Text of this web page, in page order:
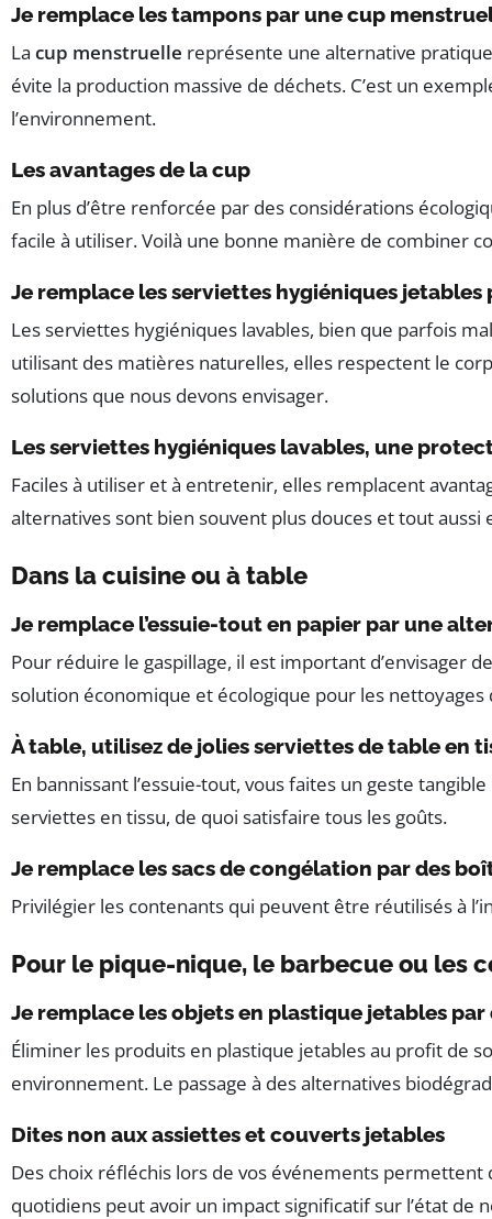
Je remplace les tampons par une cup
La cup menstruelle représente une alternative
évite la production massive de déchets. C’est un
l’environnement.
Les avantages de la cup
En plus d’être renforcée par des considérations
facile à utiliser. Voilà une bonne manière de combiner
Je remplace les serviettes hygiéniques jetables
Les serviettes hygiéniques lavables, bien que parfois
utilisant des matières naturelles, elles respectent le
solutions que nous devons envisager.
Les serviettes hygiéniques lavables, une
Faciles à utiliser et à entretenir, elles remplacent
alternatives sont bien souvent plus douces et tout aussi
Dans la cuisine ou à table
Je remplace l’essuie-tout en papier par une
Pour réduire le gaspillage, il est important d’envisager
solution économique et écologique pour les nettoyages
À table, utilisez de jolies serviettes de table en
En bannissant l’essuie-tout, vous faites un geste
serviettes en tissu, de quoi satisfaire tous les goûts.
Je remplace les sacs de congélation par des
Privilégier les contenants qui peuvent être réutilisés à
Pour le pique-nique, le barbecue ou les
Je remplace les objets en plastique jetables
Éliminer les produits en plastique jetables au profit de
environnement. Le passage à des alternatives
Dites non aux assiettes et couverts jetables
Des choix réfléchis lors de vos événements
quotidiens peut avoir un impact significatif sur l’état de